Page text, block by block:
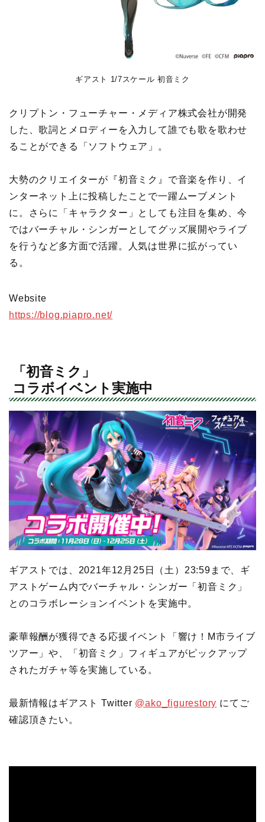
ギアスト 1/7スケール 初音ミク
クリプトン・フューチャー・メディア株式会社が開発
した、歌詞とメロディーを入力して誰でも歌を歌わせ
ることができる「ソフトウェア」。
大勢のクリエイターが『初音ミク』で音楽を作り、イ
ンターネット上に投稿したことで一躍ムーブメント
に。さらに「キャラクター」としても注目を集め、今
ではバーチャル・シンガーとしてグッズ展開やライブ
を行うなど多方面で活躍。人気は世界に拡がってい
る。
Website
https://blog.piapro.net/
「初音ミク」
コラボイベント実施中
ギアストでは、2021年12月25日（土）23:59まで、ギ
アストゲーム内でバーチャル・シンガー「初音ミク」
とのコラボレーションイベントを実施中。
豪華報酬が獲得できる応援イベント「響け！M市ライブ
ツアー」や、「初音ミク」フィギュアがピックアップ
されたガチャ等を実施している。
最新情報はギアスト Twitter @ako_figurestory にてご
確認頂きたい。